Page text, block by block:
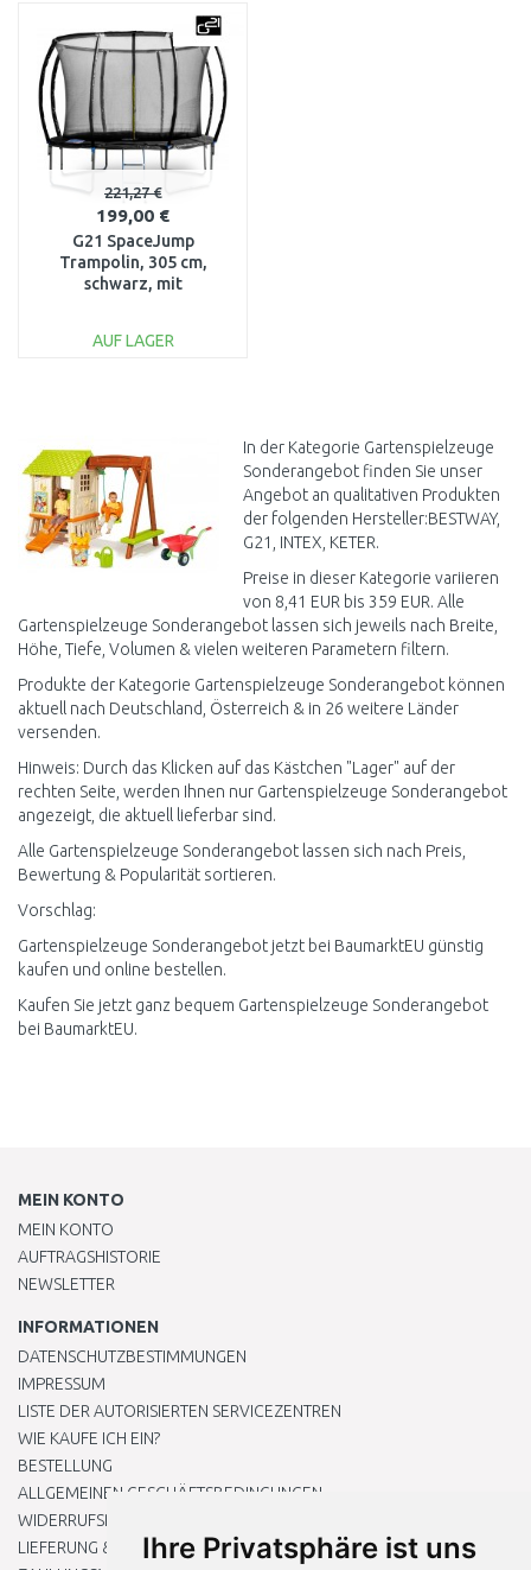
Ihre Privatsphäre ist uns
Vergleichen
221,27 €
199,00 €
G21 SpaceJump
Trampolin, 305 cm,
schwarz, mit
AUF LAGER
In der Kategorie Gartenspielzeuge
Sonderangebot finden Sie unser
Angebot an qualitativen Produkten
der folgenden Hersteller:BESTWAY,
G21, INTEX, KETER.
Preise in dieser Kategorie variieren
von 8,41 EUR bis 359 EUR. Alle
Gartenspielzeuge Sonderangebot lassen sich jeweils nach Breite,
Höhe, Tiefe, Volumen & vielen weiteren Parametern filtern.
Produkte der Kategorie Gartenspielzeuge Sonderangebot können
aktuell nach Deutschland, Österreich & in 26 weitere Länder
versenden.
Hinweis: Durch das Klicken auf das Kästchen "Lager" auf der
rechten Seite, werden Ihnen nur Gartenspielzeuge Sonderangebot
angezeigt, die aktuell lieferbar sind.
Alle Gartenspielzeuge Sonderangebot lassen sich nach Preis,
Bewertung & Popularität sortieren.
Vorschlag:
Gartenspielzeuge Sonderangebot jetzt bei BaumarktEU günstig
kaufen und online bestellen.
Kaufen Sie jetzt ganz bequem Gartenspielzeuge Sonderangebot
bei BaumarktEU.
MEIN KONTO
MEIN KONTO
AUFTRAGSHISTORIE
NEWSLETTER
INFORMATIONEN
DATENSCHUTZBESTIMMUNGEN
IMPRESSUM
LISTE DER AUTORISIERTEN SERVICEZENTREN
WIE KAUFE ICH EIN?
BESTELLUNG
ALLGEMEINEN GESCHÄFTSBEDINGUNGEN
WIDERRUFSRECHT
LIEFERUNG & ZAHLUNG